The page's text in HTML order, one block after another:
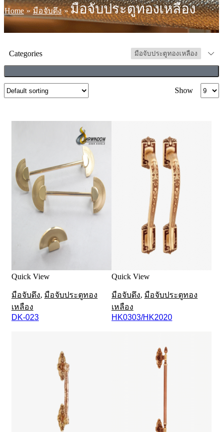
Home »มือจับดึง»มือจับประตูทองเหลือง
Categories มือจับประตูทองเหลือง
Show
Quick View
มือจับดึง, มือจับประตูทอง
เหลือง
DK-023
Quick View
มือจับดึง, มือจับประตูทอง
เหลือง
HK0303/HK2020